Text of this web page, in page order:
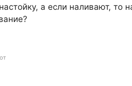
а если наливают, то